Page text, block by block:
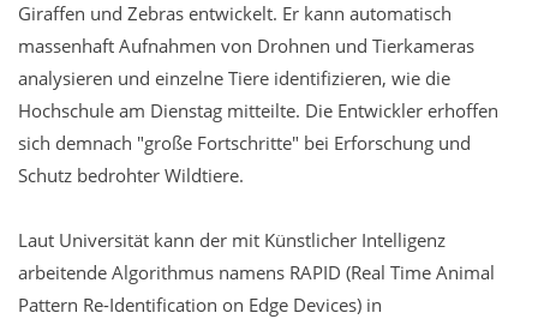
Giraffen und Zebras entwickelt. Er kann automatisch
massenhaft Aufnahmen von Drohnen und Tierkameras
analysieren und einzelne Tiere identifizieren, wie die
Hochschule am Dienstag mitteilte. Die Entwickler erhoffen
sich demnach "große Fortschritte" bei Erforschung und
Schutz bedrohter Wildtiere.
Laut Universität kann der mit Künstlicher Intelligenz
arbeitende Algorithmus namens RAPID (Real Time Animal
Pattern Re-Identification on Edge Devices) in